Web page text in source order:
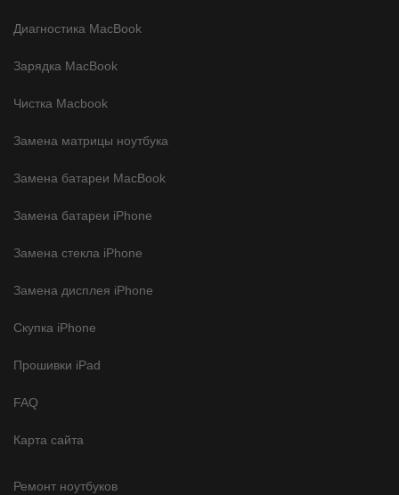
Диагностика MacBook
Зарядка MacBook
Чистка Macbook
Замена матрицы ноутбука
Замена батареи MacBook
Замена батареи iPhone
Замена стекла iPhone
Замена дисплея iPhone
Скупка iPhone
Прошивки iPad
FAQ
Карта сайта
Ремонт ноутбуков